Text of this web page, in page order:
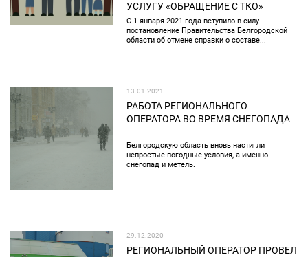
УСЛУГУ «ОБРАЩЕНИЕ С ТКО»
С 1 января 2021 года вступило в силу
постановление Правительства Белгородской
области об отмене справки о составе...
13.01.2021
РАБОТА РЕГИОНАЛЬНОГО
ОПЕРАТОРА ВО ВРЕМЯ СНЕГОПАДА
Белгородскую область вновь настигли
непростые погодные условия, а именно –
снегопад и метель.
29.12.2020
РЕГИОНАЛЬНЫЙ ОПЕРАТОР ПРОВЕЛ